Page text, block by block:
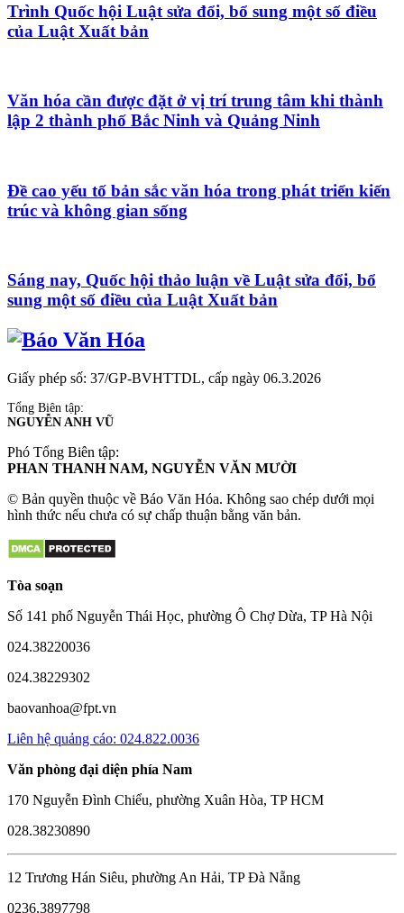
Trình Quốc hội Luật sửa đổi, bổ sung một số điều
của Luật Xuất bản
Văn hóa cần được đặt ở vị trí trung tâm khi thành
lập 2 thành phố Bắc Ninh và Quảng Ninh
Đề cao yếu tố bản sắc văn hóa trong phát triển kiến
trúc và không gian sống
Sáng nay, Quốc hội thảo luận về Luật sửa đổi, bổ
sung một số điều của Luật Xuất bản
Giấy phép số: 37/GP-BVHTTDL, cấp ngày 06.3.2026
Tổng Biên tập:
NGUYỄN ANH VŨ
Phó Tổng Biên tập:
PHAN THANH NAM, NGUYỄN VĂN MƯỜI
© Bản quyền thuộc về Báo Văn Hóa. Không sao chép dưới mọi
hình thức nếu chưa có sự chấp thuận bằng văn bản.
Tòa soạn
Số 141 phố Nguyễn Thái Học, phường Ô Chợ Dừa, TP Hà Nội
024.38220036
024.38229302
baovanhoa@fpt.vn
Liên hệ quảng cáo: 024.822.0036
Văn phòng đại diện phía Nam
170 Nguyễn Đình Chiểu, phường Xuân Hòa, TP HCM
028.38230890
12 Trương Hán Siêu, phường An Hải, TP Đà Nẵng
0236.3897798